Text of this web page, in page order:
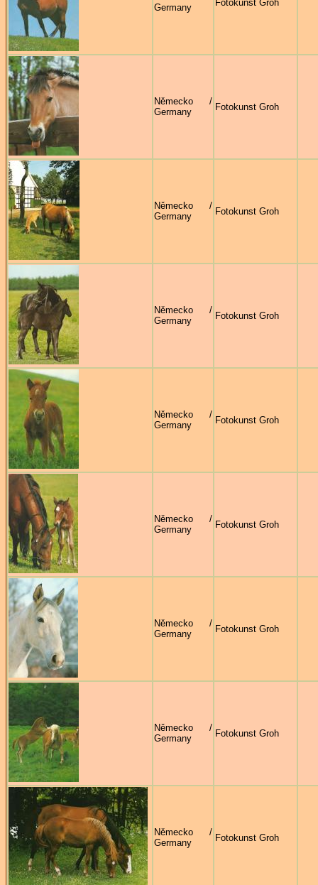
Germany
Fotokunst Groh
Německo /
Germany
Fotokunst Groh
Německo /
Germany
Fotokunst Groh
Německo /
Germany
Fotokunst Groh
Německo /
Germany
Fotokunst Groh
Německo /
Germany
Fotokunst Groh
Německo /
Germany
Fotokunst Groh
Německo /
Germany
Fotokunst Groh
Německo /
Germany
Fotokunst Groh